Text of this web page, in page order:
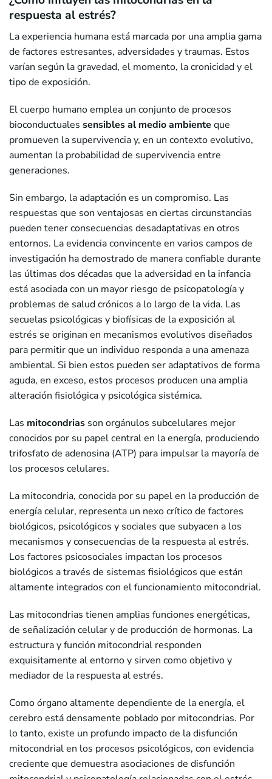
respuesta al estrés?
La experiencia humana está marcada por una amplia gama
de factores estresantes, adversidades y traumas. Estos
varían según la gravedad, el momento, la cronicidad y el
tipo de exposición.
El cuerpo humano emplea un conjunto de procesos
bioconductuales sensibles al medio ambiente que
promueven la supervivencia y, en un contexto evolutivo,
aumentan la probabilidad de supervivencia entre
generaciones.
Sin embargo, la adaptación es un compromiso. Las
respuestas que son ventajosas en ciertas circunstancias
pueden tener consecuencias desadaptativas en otros
entornos. La evidencia convincente en varios campos de
investigación ha demostrado de manera confiable durante
las últimas dos décadas que la adversidad en la infancia
está asociada con un mayor riesgo de psicopatología y
problemas de salud crónicos a lo largo de la vida. Las
secuelas psicológicas y biofísicas de la exposición al
estrés se originan en mecanismos evolutivos diseñados
para permitir que un individuo responda a una amenaza
ambiental. Si bien estos pueden ser adaptativos de forma
aguda, en exceso, estos procesos producen una amplia
alteración fisiológica y psicológica sistémica.
Las mitocondrias son orgánulos subcelulares mejor
conocidos por su papel central en la energía, produciendo
trifosfato de adenosina (ATP) para impulsar la mayoría de
los procesos celulares.
La mitocondria, conocida por su papel en la producción de
energía celular, representa un nexo crítico de factores
biológicos, psicológicos y sociales que subyacen a los
mecanismos y consecuencias de la respuesta al estrés.
Los factores psicosociales impactan los procesos
biológicos a través de sistemas fisiológicos que están
altamente integrados con el funcionamiento mitocondrial.
Las mitocondrias tienen amplias funciones energéticas,
de señalización celular y de producción de hormonas. La
estructura y función mitocondrial responden
exquisitamente al entorno y sirven como objetivo y
mediador de la respuesta al estrés.
Como órgano altamente dependiente de la energía, el
cerebro está densamente poblado por mitocondrias. Por
lo tanto, existe un profundo impacto de la disfunción
mitocondrial en los procesos psicológicos, con evidencia
creciente que demuestra asociaciones de disfunción